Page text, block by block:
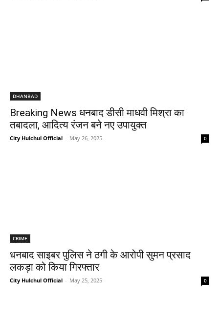
DHANBAD
Breaking News धनबाद डीसी माधवी मिश्रा का
तबादला, आदित्य रंजन बने नए उपायुक्त
City Hulchul Official - May 26, 2025 0
CRIME
धनबाद साइबर पुलिस ने ठगी के आरोपी सुमन प्रसाद
लकड़ा को किया गिरफ्तार
City Hulchul Official - May 25, 2025 0